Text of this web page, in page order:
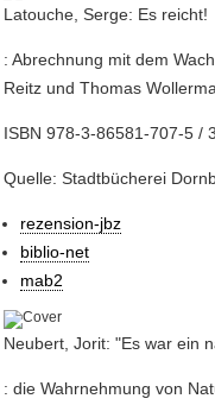
Latouche, Serge: Es reicht!
: Abrechnung mit dem
Reitz und Thomas
ISBN 978-3-86581-707-5 /
Quelle: Stadtbücherei
rezension-jbz
biblio-net
mab2
Neubert, Jorit: "Es war ein
: die Wahrnehmung von